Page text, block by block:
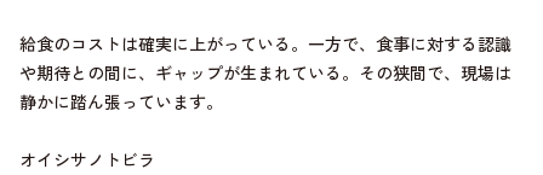
給食のコストは確実に上がっている。一方で、食事に対する認識
や期待との間に、ギャップが生まれている。その狭間で、現場は
静かに踏ん張っています。
オイシサノトビラ